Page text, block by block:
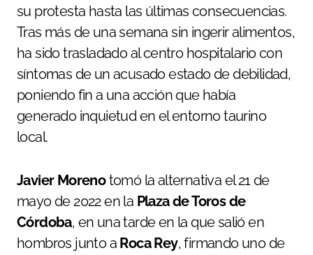
su protesta hasta las últimas consecuencias.
Tras más de una semana sin ingerir alimentos,
ha sido trasladado al centro hospitalario con
síntomas de un acusado estado de debilidad,
poniendo fin a una acción que había
generado inquietud en el entorno taurino
local.
Javier Morenotomó la alternativa el 21 de
mayo de 2022 en la Plaza de Toros de
Córdoba, en una tarde en la que salió en
hombros junto a Roca Rey, firmando uno de